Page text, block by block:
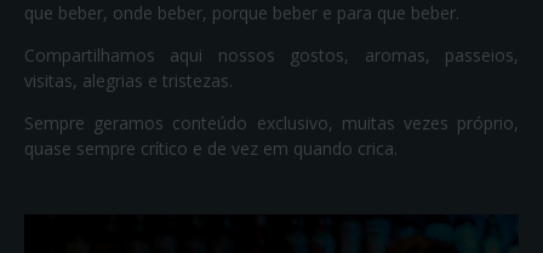
que beber, onde beber, porque beber e para que beber.
Compartilhamos aqui nossos gostos, aromas, passeios,
visitas, alegrias e tristezas.
Sempre geramos conteúdo exclusivo, muitas vezes próprio,
quase sempre crítico e de vez em quando crica.